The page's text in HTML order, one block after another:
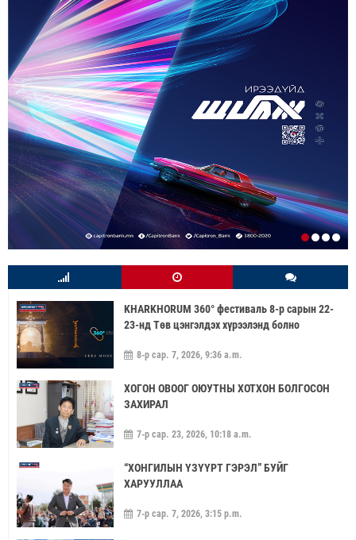
KHARKHORUM 360° фестиваль 8-р сарын 22-
23-нд Төв цэнгэлдэх хүрээлэнд болно
8-р сар. 7, 2026, 9:36 a.m.
ХОГОН ОВООГ ОЮУТНЫ ХОТХОН БОЛГОСОН
ЗАХИРАЛ
7-р сар. 23, 2026, 10:18 a.m.
“ХОНГИЛЫН ҮЗҮҮРТ ГЭРЭЛ” БУЙГ
ХАРУУЛЛАА
7-р сар. 7, 2026, 3:15 p.m.